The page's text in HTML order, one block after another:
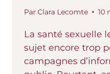
Par Clara Lecomte 10
La santé sexuelle
sujet encore trop
campagnes